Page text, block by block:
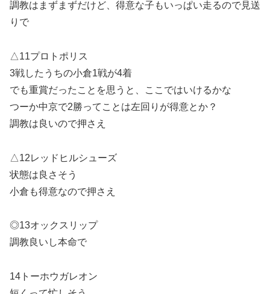
調教はまずまずだけど、得意な子もいっぱい走るので見送
りで
△11プロトポリス
3戦したうちの小倉1戦が4着
でも重賞だったことを思うと、ここではいけるかな
つーか中京で2勝ってことは左回りが得意とか？
調教は良いので押さえ
△12レッドヒルシューズ
状態は良さそう
小倉も得意なので押さえ
◎13オックスリップ
調教良いし本命で
14トーホウガレオン